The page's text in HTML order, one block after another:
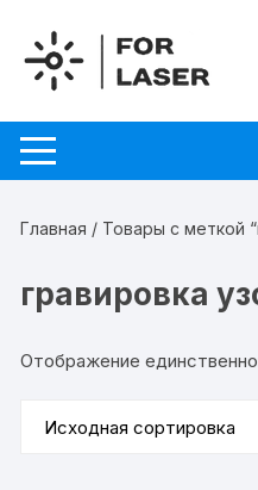
содержимому
Главная / Товары с меткой
гравировка
Отображение